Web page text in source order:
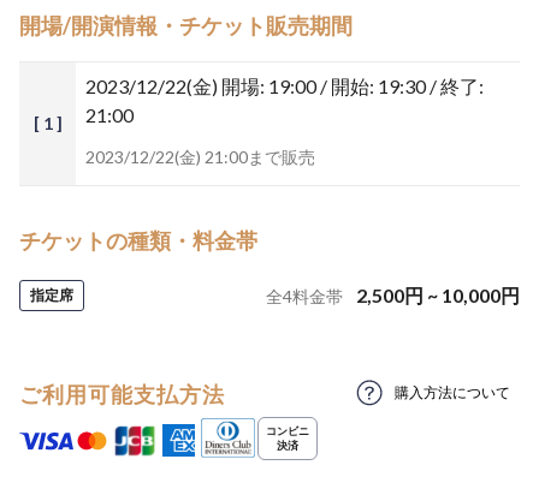
開場/開演情報・チケット販売期間
[ 1 ]
2023/12/22(金) 開場: 19:00 / 開始: 19:30 / 終了:
21:00
2023/12/22(金) 21:00まで販売
チケットの種類・料金帯
指定席 全4料金帯 2,500円 ~ 10,000円
ご利用可能支払方法 購入方法について